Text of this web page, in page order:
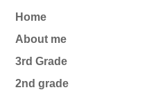
Home
About me
3rd Grade
2nd grade